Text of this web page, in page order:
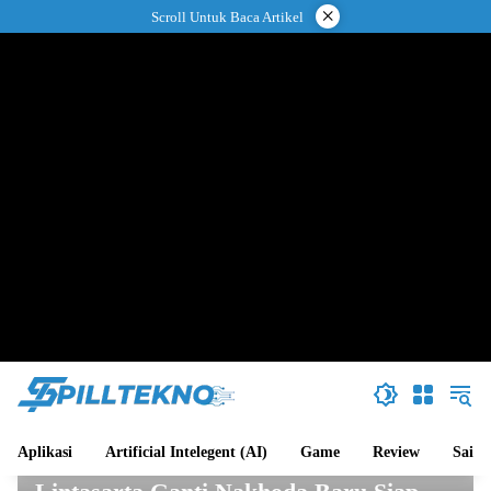
ke
Scroll Untuk Baca Artikel ×
Aplikasi Artificial Intelegent (AI) Game Review Sains
Aplikasi